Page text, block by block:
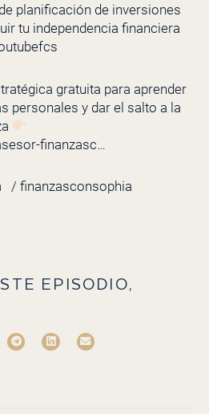
planificación de inversiones
tu independencia financiera
gratuita para aprender
personales y dar el salto a la
finanzasc…
/ finanzasconsophia
EPISODIO,